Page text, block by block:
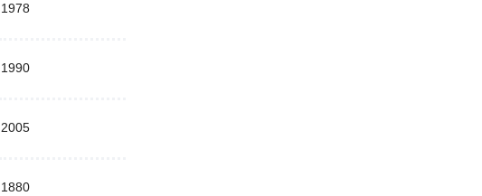
1978
1990
2005
1880